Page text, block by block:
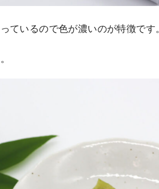
ているので色が濃いのが特徴です。